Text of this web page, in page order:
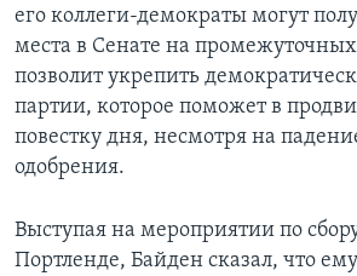
его коллеги-демократы могут
места в Сенате на
позволит укрепить
партии, которое поможет в
повестку дня, несмотря на
одобрения.
Выступая на мероприятии по
Портленде, Байден сказал, что